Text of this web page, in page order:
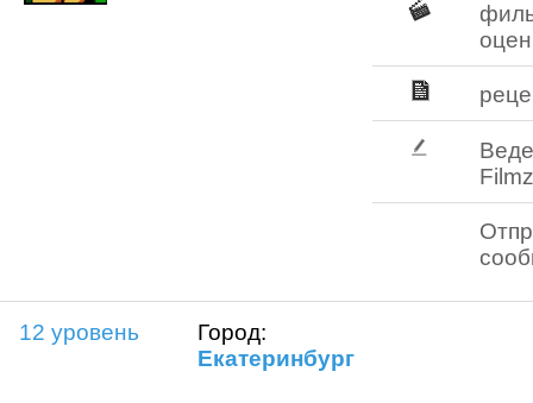
12 уровень
Город:
Екатеринбург